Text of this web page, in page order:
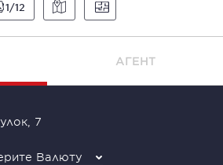
1 12
АГЕНТ
7
Валюту